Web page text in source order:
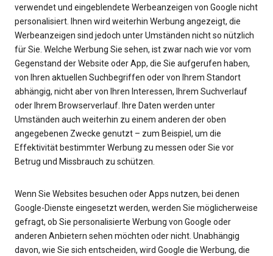
verwendet und eingeblendete Werbeanzeigen von Google nicht
personalisiert. Ihnen wird weiterhin Werbung angezeigt, die
Werbeanzeigen sind jedoch unter Umständen nicht so nützlich
für Sie. Welche Werbung Sie sehen, ist zwar nach wie vor vom
Gegenstand der Website oder App, die Sie aufgerufen haben,
von Ihren aktuellen Suchbegriffen oder von Ihrem Standort
abhängig, nicht aber von Ihren Interessen, Ihrem Suchverlauf
oder Ihrem Browserverlauf. Ihre Daten werden unter
Umständen auch weiterhin zu einem anderen der oben
angegebenen Zwecke genutzt – zum Beispiel, um die
Effektivität bestimmter Werbung zu messen oder Sie vor
Betrug und Missbrauch zu schützen.
Wenn Sie Websites besuchen oder Apps nutzen, bei denen
Google-Dienste eingesetzt werden, werden Sie möglicherweise
gefragt, ob Sie personalisierte Werbung von Google oder
anderen Anbietern sehen möchten oder nicht. Unabhängig
davon, wie Sie sich entscheiden, wird Google die Werbung, die